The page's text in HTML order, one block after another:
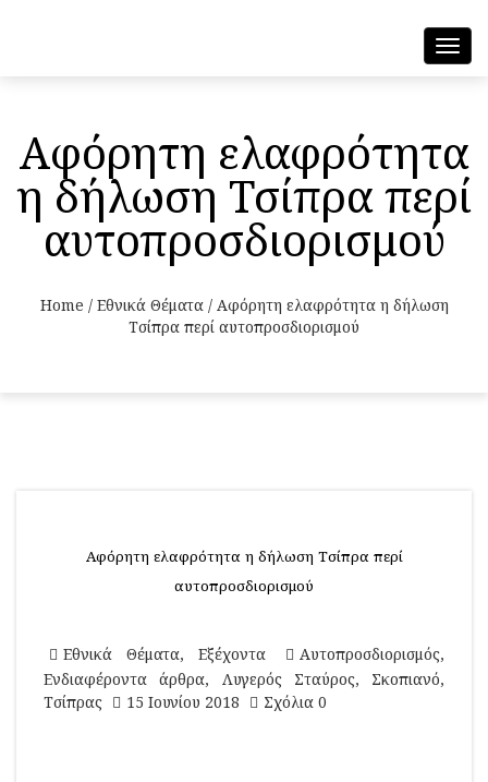
Αφόρητη ελαφρότητα
η δήλωση Τσίπρα περί
αυτοπροσδιορισμού
Home / Εθνικά Θέματα / Αφόρητη ελαφρότητα η δήλωση
Τσίπρα περί αυτοπροσδιορισμού
Αφόρητη ελαφρότητα η δήλωση Τσίπρα περί
αυτοπροσδιορισμού
Εθνικά Θέματα, Εξέχοντα Αυτοπροσδιορισμός,
Ενδιαφέροντα άρθρα, Λυγερός Σταύρος, Σκοπιανό,
Τσίπρας
15 Ιουνίου 2018 Σχόλια 0